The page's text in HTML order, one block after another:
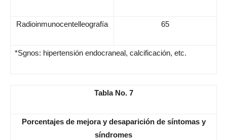
Radioinmunocentelleografía 65
*Sgnos: hipertensión endocraneal, calcificación, etc.
Tabla No. 7
Porcentajes de mejora y desaparición de síntomas y
síndromes